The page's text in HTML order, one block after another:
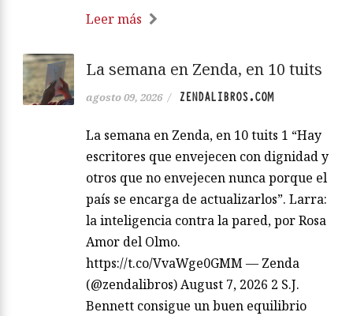
Leer más
La semana en Zenda, en 10 tuits
agosto 09, 2026 / ZENDALIBROS.COM
La semana en Zenda, en 10 tuits 1 “Hay
escritores que envejecen con dignidad y
otros que no envejecen nunca porque el
país se encarga de actualizarlos”. Larra:
la inteligencia contra la pared, por Rosa
Amor del Olmo.
https://t.co/VvaWge0GMM — Zenda
(@zendalibros) August 7, 2026 2 S.J.
Bennett consigue un buen equilibrio